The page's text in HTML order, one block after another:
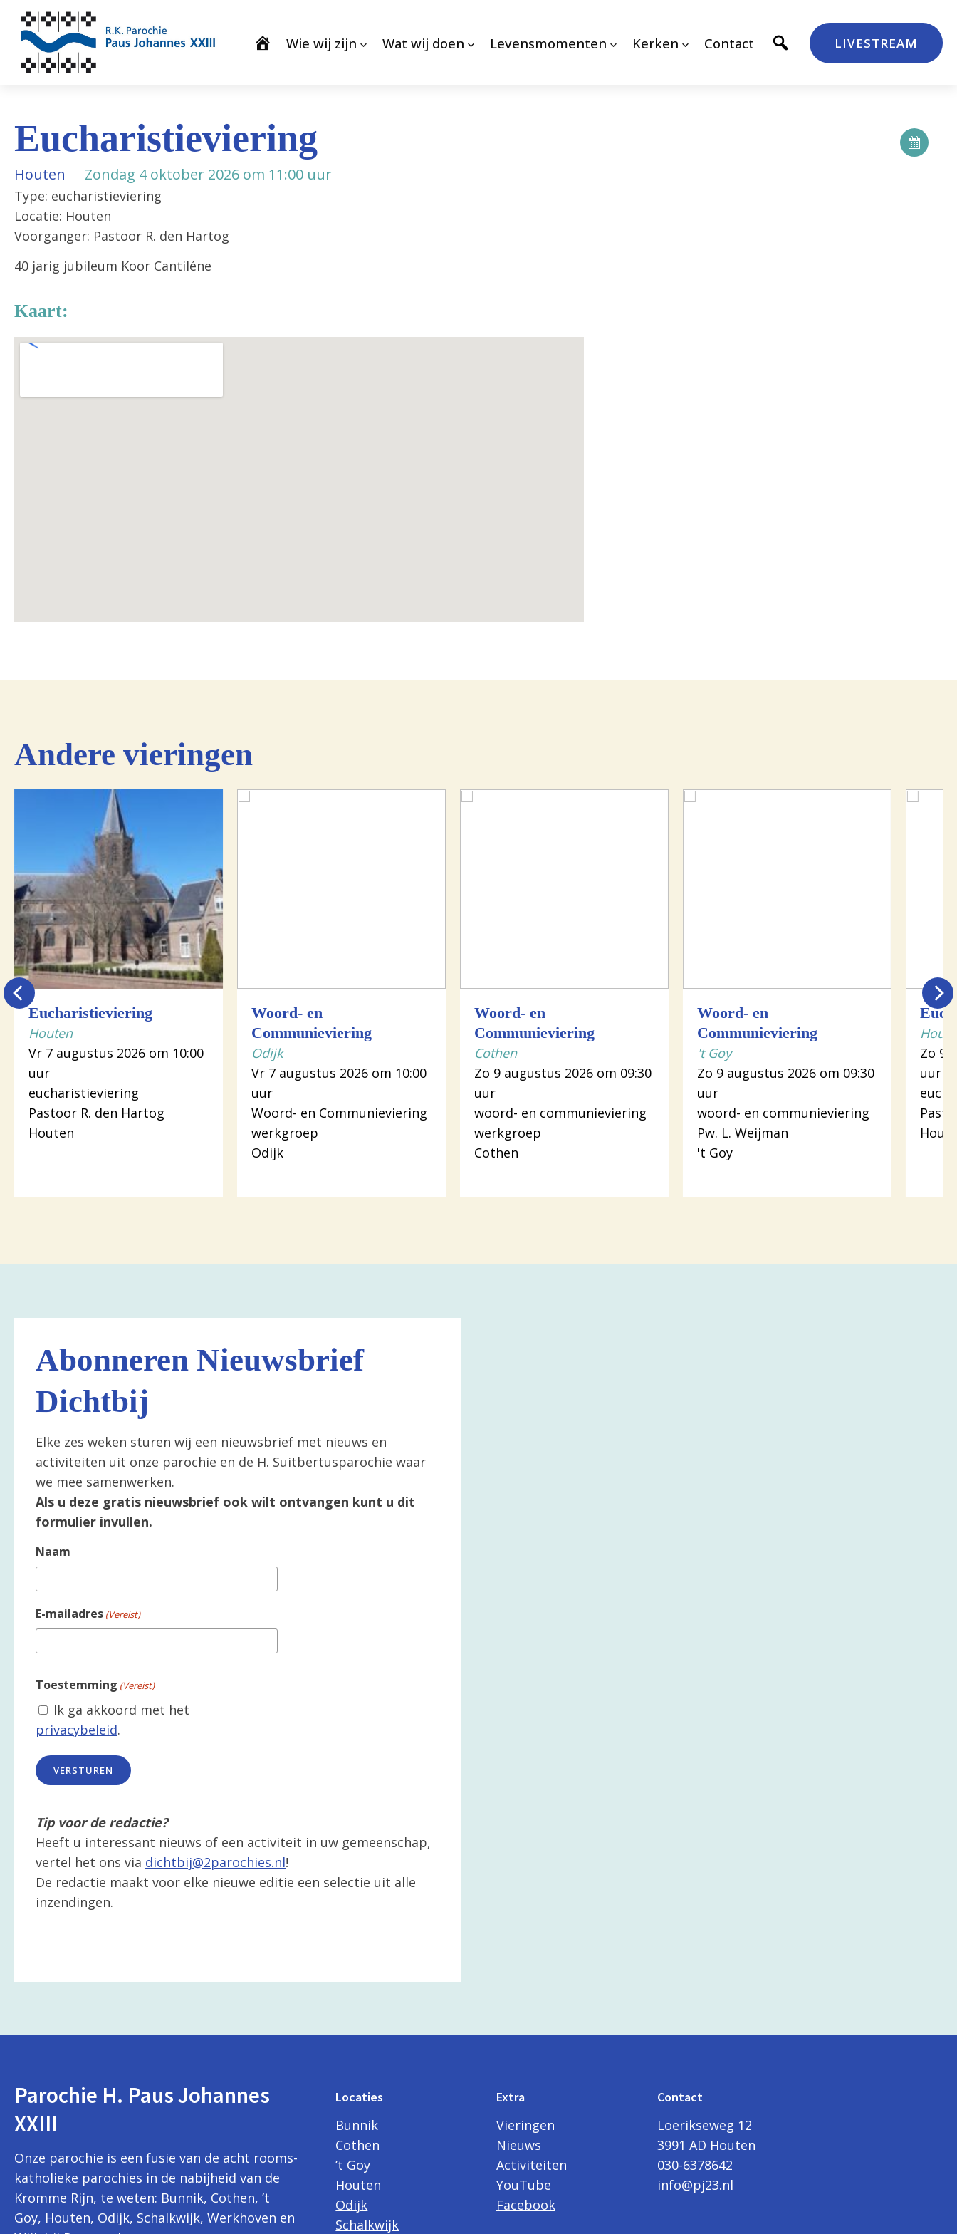
Wie wij zijn Wat wij doen Levensmomenten Kerken Contact LIVESTREAM
Eucharistieviering
Houten Zondag 4 oktober 2026 om 11:00 uur
Type: eucharistieviering
Locatie: Houten
Voorganger: Pastoor R. den Hartog
40 jarig jubileum Koor Cantiléne
Kaart:
Andere vieringen
Eucharistieviering
Houten
Vr 7 augustus 2026 om 10:00
uur
eucharistieviering
Pastoor R. den Hartog
Houten
Woord- en
Communieviering
Odijk
Vr 7 augustus 2026 om 10:00
uur
Woord- en Communieviering
werkgroep
Odijk
Woord- en
Communieviering
Cothen
Zo 9 augustus 2026 om 09:30
uur
woord- en communieviering
werkgroep
Cothen
Woord- en
Communieviering
't Goy
Zo 9 augustus 2026 om 09:30
uur
woord- en communieviering
Pw. L. Weijman
't Goy
Zo 9
uur
Abonneren Nieuwsbrief
Dichtbij
Elke zes weken sturen wij een nieuwsbrief met nieuws en
activiteiten uit onze parochie en de H. Suitbertusparochie waar
we mee samenwerken.
Als u deze gratis nieuwsbrief ook wilt ontvangen kunt u dit
formulier invullen.
Naam
E-mailadres (Vereist)
Toestemming (Vereist)
Ik ga akkoord met het
privacybeleid.
Tip voor de redactie?
Heeft u interessant nieuws of een activiteit in uw gemeenschap,
vertel het ons via dichtbij@2parochies.nl!
De redactie maakt voor elke nieuwe editie een selectie uit alle
inzendingen.
Parochie H. Paus Johannes
XXIII
Onze parochie is een fusie van de acht rooms-
katholieke parochies in de nabijheid van de
Kromme Rijn, te weten: Bunnik, Cothen, ’t
Goy, Houten, Odijk, Schalkwijk, Werkhoven en
Locaties
Bunnik
Cothen
’t Goy
Houten
Odijk
Schalkwijk
Extra
Vieringen
Nieuws
Activiteiten
YouTube
Facebook
Contact
Loerikseweg 12
3991 AD Houten
030-6378642
info@pj23.nl